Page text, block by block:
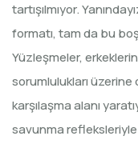
tartışılmıyor.
formatı, tam da bu
Yüzleşmeler,
sorumlulukları
karşılaşma alanı
savunma